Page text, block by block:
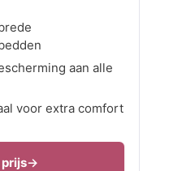
aan alle
voor extra comfort